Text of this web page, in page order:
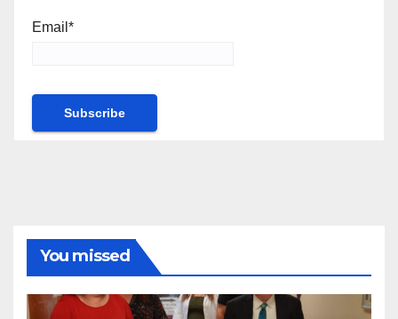
Email*
You missed